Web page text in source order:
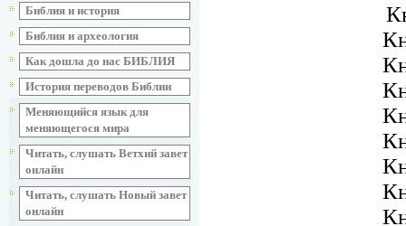
Библия и история
Библия и археология
Как дошла до нас БИБЛИЯ
История переводов Библии
Меняющийся язык для
меняющегося мира
Читать, слушать Ветхий завет
онлайн
Читать, слушать Новый завет
онлайн